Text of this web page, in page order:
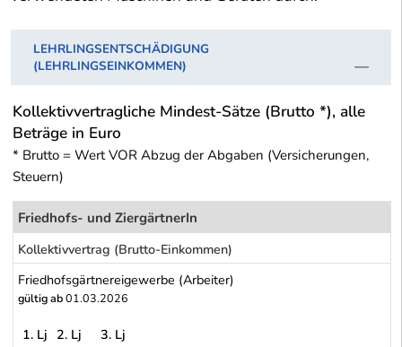
LEHRLINGSENTSCHÄDIGUNG
(LEHRLINGSEINKOMMEN)
Kollektivvertragliche Mindest-Sätze (Brutto *), alle
Beträge in Euro
* Brutto = Wert VOR Abzug der Abgaben (Versicherungen,
Steuern)
Friedhofs- und ZiergärtnerIn
Kollektivvertrag (Brutto-Einkommen)
Friedhofsgärtnereigewerbe (Arbeiter)
gültig ab01.03.2026
1. Lj 2. Lj
3. Lj